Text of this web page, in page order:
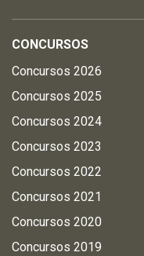
CONCURSOS
Concursos 2026
Concursos 2025
Concursos 2024
Concursos 2023
Concursos 2022
Concursos 2021
Concursos 2020
Concursos 2019